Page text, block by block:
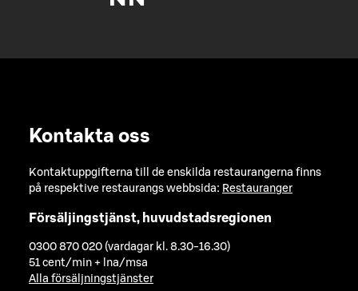
Kontakta oss
Kontaktuppgifterna till de enskilda restaurangerna finns
på respektive restaurangs webbsida: Restauranger
Försäljingstjänst, huvudstadsregionen
0300 870 020 (vardagar kl. 8.30-16.30)
51 cent/min + lna/msa
Alla försäljningstjänster